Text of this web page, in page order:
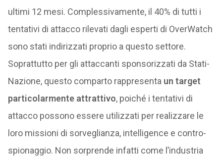
ultimi 12 mesi. Complessivamente, il 40% di tutti i
tentativi di attacco rilevati dagli esperti di OverWatch
sono stati indirizzati proprio a questo settore.
Soprattutto per gli attaccanti sponsorizzati da Stati-
Nazione, questo comparto rappresenta un target
particolarmente attrattivo, poiché i tentativi di
attacco possono essere utilizzati per realizzare le
loro missioni di sorveglianza, intelligence e contro-
spionaggio. Non sorprende infatti come l’industria